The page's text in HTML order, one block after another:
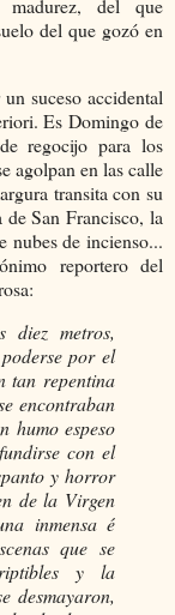
del que
del que gozó en
suceso accidental
Es Domingo de
regocijo para los
agolpan en las calle
transita con su
de San Francisco, la
nubes de incienso...
reportero del
diez metros,
por el
tan repentina
encontraban
humo espeso
con el
y horror
de la Virgen
inmensa é
que se
y la
desmayaron,